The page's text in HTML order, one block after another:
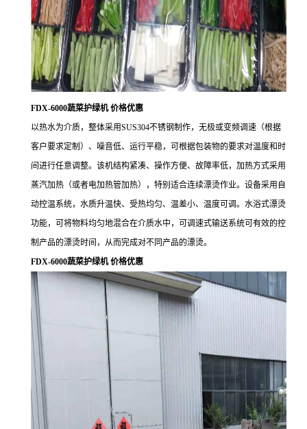
FDX-6000蔬菜护绿机 价格优惠
以热水为介质，整体采用SUS304不锈钢制作，无极或变频调速（根据
客户要求定制）、噪音低、运行平稳，可根据包装物的要求对温度和时
间进行任意调整。该机结构紧凑、操作方便、故障率低，加热方式采用
蒸汽加热（或者电加热管加热），特别适合连续漂烫作业。设备采用自
动控温系统，水质升温快、受热均匀、温差小、温度可调。水浴式漂烫
功能，可将物料均匀地混合在介质水中，可调速式输送系统可有效的控
制产品的漂烫时间，从而完成对不同产品的漂烫。
FDX-6000蔬菜护绿机 价格优惠